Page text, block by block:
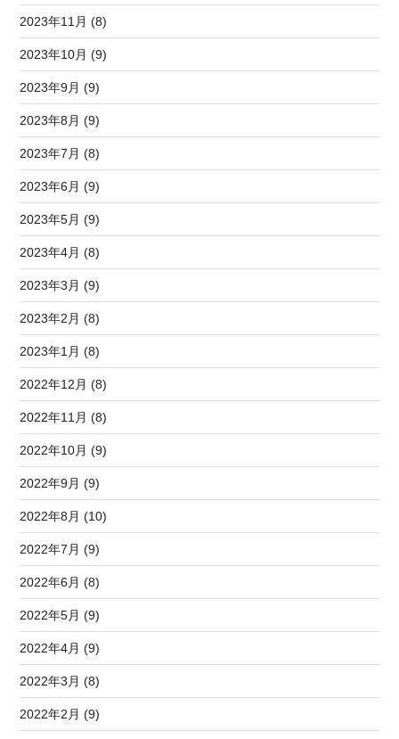
2023年11月 (8)
2023年10月 (9)
2023年9月 (9)
2023年8月 (9)
2023年7月 (8)
2023年6月 (9)
2023年5月 (9)
2023年4月 (8)
2023年3月 (9)
2023年2月 (8)
2023年1月 (8)
2022年12月 (8)
2022年11月 (8)
2022年10月 (9)
2022年9月 (9)
2022年8月 (10)
2022年7月 (9)
2022年6月 (8)
2022年5月 (9)
2022年4月 (9)
2022年3月 (8)
2022年2月 (9)